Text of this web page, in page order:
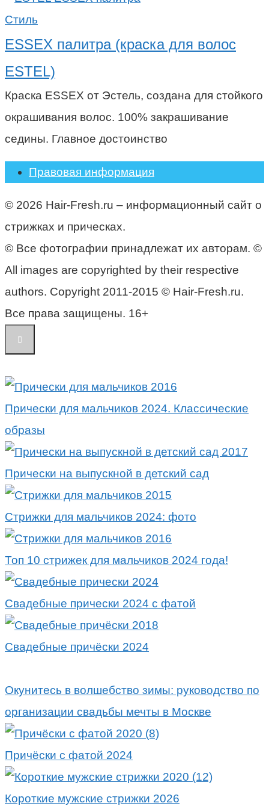
Стиль
ESSEX палитра (краска для волос
ESTEL)
Краска ESSEX от Эстель, создана для стойкого
окрашивания волос. 100% закрашивание
седины. Главное достоинство
Правовая информация
© 2026 Hair-Fresh.ru – информационный сайт о
стрижках и прическах.
© Все фотографии принадлежат их авторам. ©
All images are copyrighted by their respective
authors. Copyright 2011-2015 © Hair-Fresh.ru.
Все права защищены. 16+
Прически для мальчиков 2024. Классические
образы
Прически на выпускной в детский сад
Стрижки для мальчиков 2024: фото
Топ 10 стрижек для мальчиков 2024 года!
Свадебные прически 2024 с фатой
Свадебные причёски 2024
Окунитесь в волшебство зимы: руководство по
организации свадьбы мечты в Москве
Причёски с фатой 2024
Короткие мужские стрижки 2026